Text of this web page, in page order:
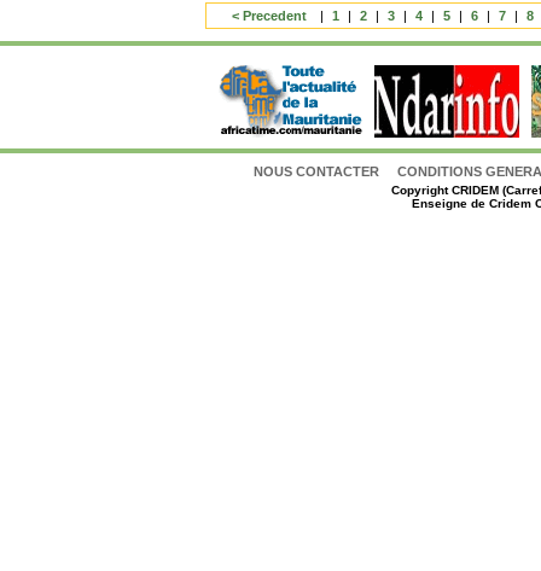
< Precedent | 1 | 2 | 3 | 4 | 5 | 6 | 7 | 8
NOUS CONTACTER CONDITIONS
CopyrightCRIDEM
Enseigne de Cridem